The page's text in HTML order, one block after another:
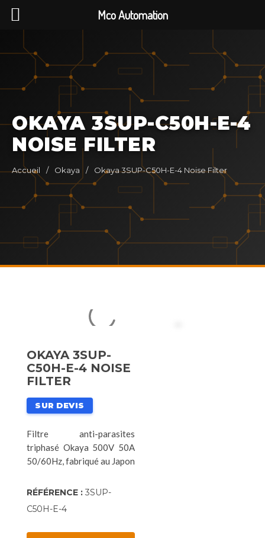
OKAYA 3SUP-C50H-E-4
NOISE FILTER
Accueil / Okaya / Okaya 3SUP-C50H-E-4 Noise Filter
OKAYA 3SUP-
C50H-E-4 NOISE
FILTER
SUR DEVIS
Filtre anti-parasites
triphasé Okaya 500V 50A
50/60Hz, fabriqué au Japon
RÉFÉRENCE : 3SUP-
C50H-E-4
Mco Automation